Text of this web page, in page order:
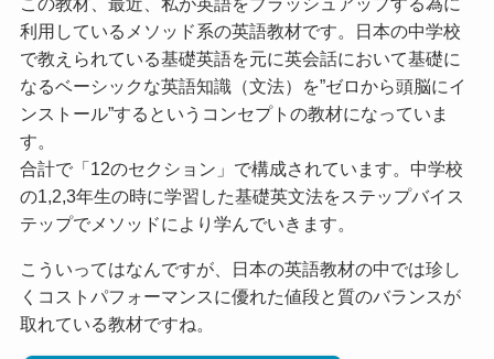
利用しているメソッド系の英語教材です。日本の中学校
で教えられている基礎英語を元に英会話において基礎に
なるベーシックな英語知識（文法）を”ゼロから頭脳にイ
ンストール”するというコンセプトの教材になっていま
す。
合計で「12のセクション」で構成されています。中学校
の1,2,3年生の時に学習した基礎英文法をステップバイス
テップでメソッドにより学んでいきます。
こういってはなんですが、日本の英語教材の中では珍し
くコストパフォーマンスに優れた値段と質のバランスが
取れている教材ですね。